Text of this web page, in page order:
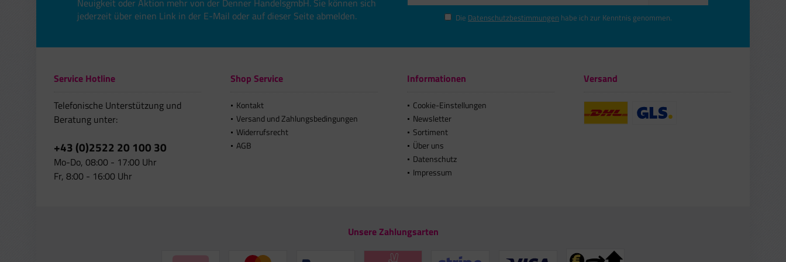
Neuigkeit oder Aktion mehr von der Denner HandelsgmbH. Sie können sich
jederzeit über einen Link in der E-Mail oder auf dieser Seite abmelden.
Die Datenschutzbestimmungen habe ich zur Kenntnis genommen.
Service Hotline
Telefonische Unterstützung und
Beratung unter:
+43 (0)2522 20 100 30
Mo-Do, 08:00 - 17:00 Uhr
Fr, 8:00 - 16:00 Uhr
Shop Service
Kontakt
Versand und Zahlungsbedingungen
Widerrufsrecht
AGB
Informationen
Cookie-Einstellungen
Newsletter
Sortiment
Über uns
Datenschutz
Impressum
Versand
Unsere Zahlungsarten